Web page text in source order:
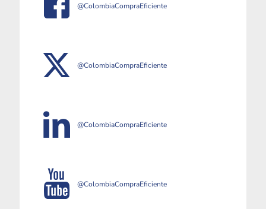
@ColombiaCompraEficiente
@ColombiaCompraEficiente
@ColombiaCompraEficiente
@ColombiaCompraEficiente